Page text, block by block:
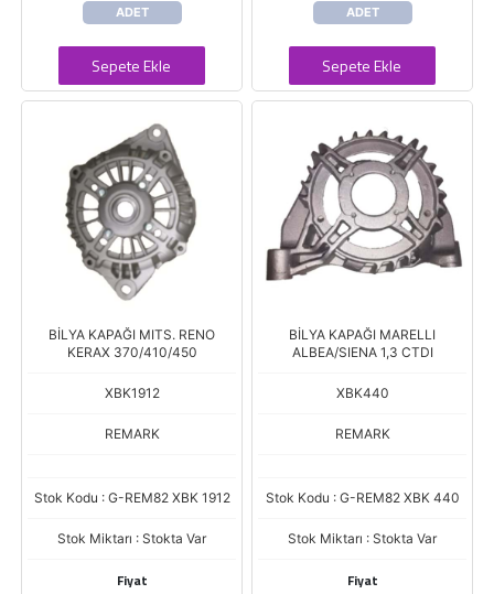
ADET
Sepete Ekle
ADET
Sepete Ekle
BİLYA KAPAĞI MITS. RENO
KERAX 370/410/450
XBK1912
REMARK
Stok Kodu : G-REM82 XBK 1912
Stok Miktarı : Stokta Var
Fiyat
BİLYA KAPAĞI MARELLI
ALBEA/SIENA 1,3 CTDI
XBK440
REMARK
Stok Kodu : G-REM82 XBK 440
Stok Miktarı : Stokta Var
Fiyat